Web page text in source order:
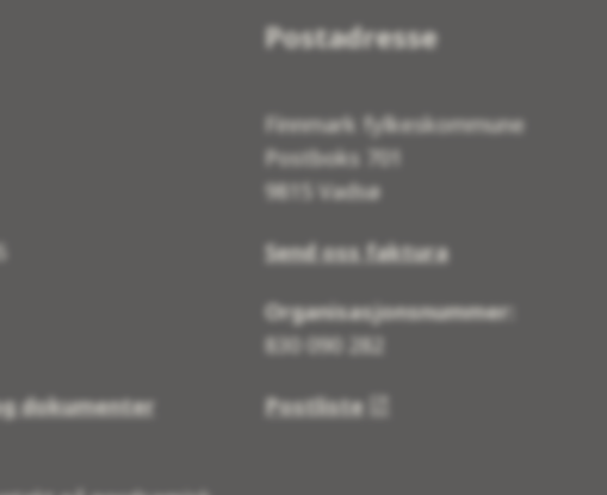
dokumenter
Postadresse
Finnmark fylkeskommune
Postboks 701
9815 Vadsø
Send oss faktura
Organisasjonsnummer:
830 090 282
Postliste